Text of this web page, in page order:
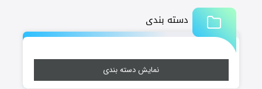
دسته بندی
نمایش دسته بندی